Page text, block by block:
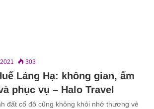
303
Láng Hạ: không gian, ẩm
phục vụ – Halo Travel
đất cố đô cũng không khỏi nhớ thương vẻ